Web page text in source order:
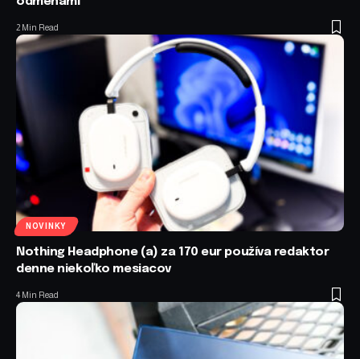
2 Min Read
NOVINKY
Nothing Headphone (a) za 170 eur používa redaktor
denne niekoľko mesiacov
4 Min Read